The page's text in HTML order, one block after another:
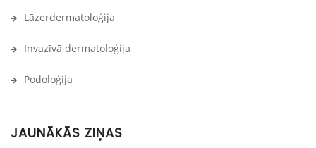
Lāzerdermatoloģija
Invazīvā dermatoloģija
Podoloģija
JAUNĀKĀS ZIŅAS